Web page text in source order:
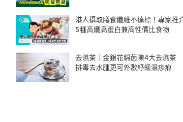
港人攝取膳食纖維不達標！專家推
5種高纖高蛋白兼高性價比食物
去濕茶｜金銀花綿茵陳4大去濕茶
排毒去水腫更可外敷紓緩濕疹痕